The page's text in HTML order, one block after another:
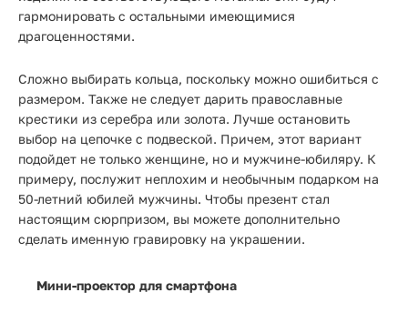
гармонировать с остальными имеющимися
драгоценностями.
Сложно выбирать кольца, поскольку можно ошибиться с
размером. Также не следует дарить православные
крестики из серебра или золота. Лучше остановить
выбор на цепочке с подвеской. Причем, этот вариант
подойдет не только женщине, но и мужчине-юбиляру. К
примеру, послужит неплохим и необычным подарком на
50-летний юбилей мужчины. Чтобы презент стал
настоящим сюрпризом, вы можете дополнительно
сделать именную гравировку на украшении.
Мини-проектор для смартфона